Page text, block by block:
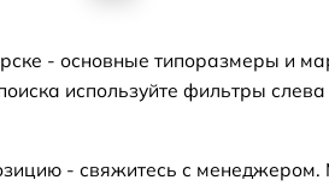
- основные типоразмеры и
используйте фильтры
- свяжитесь с